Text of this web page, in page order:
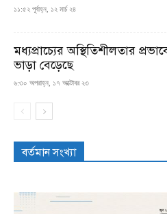
১১:৫২ পূর্বাহ্ন, ১২ মার্চ ২৪
মধ্যপ্রাচ্যের অস্থিতিশীলতার
ভাড়া বেড়েছে
৬:৩০ অপরাহ্ন, ১৭ অক্টোবর ২৩
বর্তমান সংখ্যা